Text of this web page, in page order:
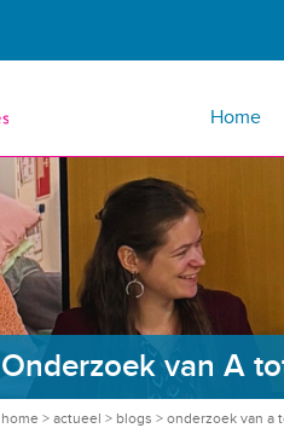
Home
Onderzoek van A
home > actueel > blogs > onderzoek van a